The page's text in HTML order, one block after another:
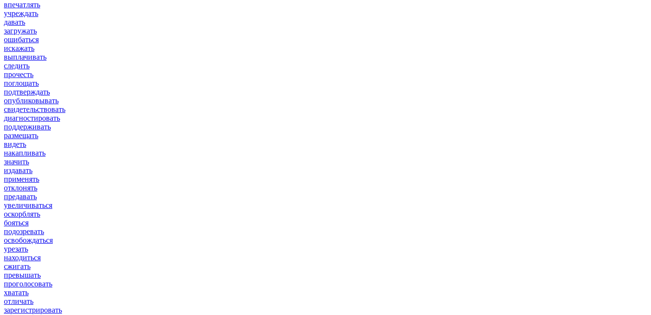
впечатлять
учреждать
давать
загружать
ошибаться
искажать
выплачивать
следить
прочесть
поглощать
подтверждать
опубликовывать
свидетельствовать
диагностировать
поддерживать
размещать
видеть
накапливать
значить
издавать
применять
отклонять
предавать
увеличиваться
оскорблять
бояться
подозревать
освобождаться
урезать
находиться
сжигать
превышать
проголосовать
хватать
отличать
зарегистрировать